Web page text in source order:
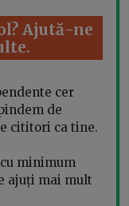
Ajută-ne
cer
de
cititori ca tine.
minimum
ajuți mai mult